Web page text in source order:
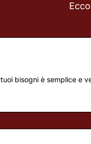
bisogni è semplice e